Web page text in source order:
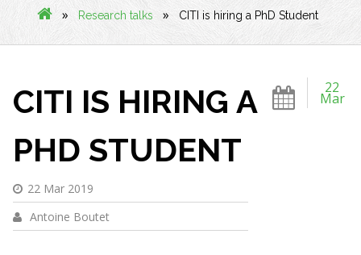
» Research talks » CITI is hiring a PhD Student
22
Mar
CITI IS HIRING A
PHD STUDENT
22 Mar 2019
Antoine Boutet